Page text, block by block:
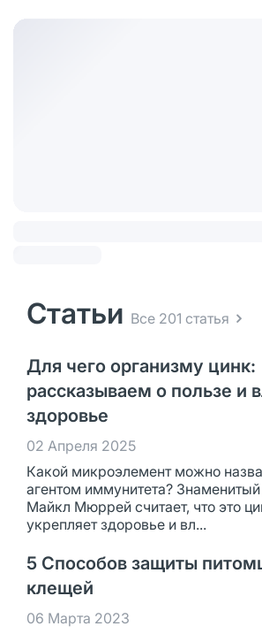
Статьи Все 201 статья
Для чего организму цинк:
рассказываем о пользе и
здоровье
02 Апреля 2025
Какой микроэлемент можно
агентом иммунитета? Знаменитый
Майкл Мюррей считает, что это
укрепляет здоровье и вл...
5 Способов защиты
клещей
06 Марта 2023